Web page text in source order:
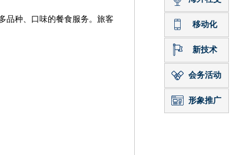
品种、口味的餐食服务。旅客